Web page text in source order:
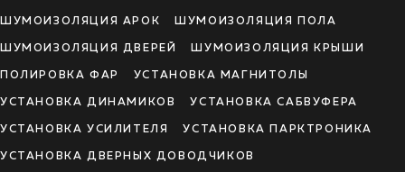
ШУМОИЗОЛЯЦИЯ АРОК ШУМОИЗОЛЯЦИЯ ПОЛА
ШУМОИЗОЛЯЦИЯ ДВЕРЕЙ ШУМОИЗОЛЯЦИЯ КРЫШИ
ПОЛИРОВКА ФАР УСТАНОВКА МАГНИТОЛЫ
УСТАНОВКА ДИНАМИКОВ УСТАНОВКА САБВУФЕРА
УСТАНОВКА УСИЛИТЕЛЯ УСТАНОВКА ПАРКТРОНИКА
УСТАНОВКА ДВЕРНЫХ ДОВОДЧИКОВ